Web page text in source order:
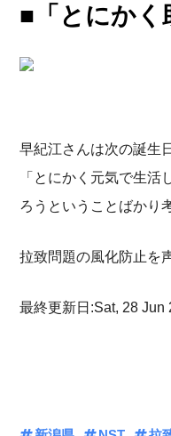
■「とにかく
早紀江さんは次の誕生
「とにかく元気で生
ろうということばかり
拉致問題の風化防止を
最終更新日:Sat, 28 Jun